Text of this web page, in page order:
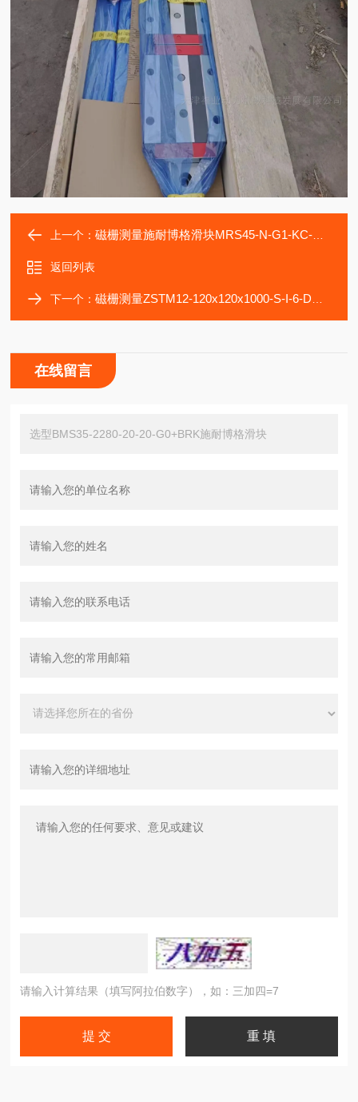
上一个：磁栅测量施耐博格滑块MRS45-N-G1-KC-R1-1160-25
返回列表
下一个：磁栅测量ZSTM12-120x120x1000-S-I-6-DNDN2-80滑块
在线留言
请输入计算结果（填写阿拉伯数字），如：三加四=7